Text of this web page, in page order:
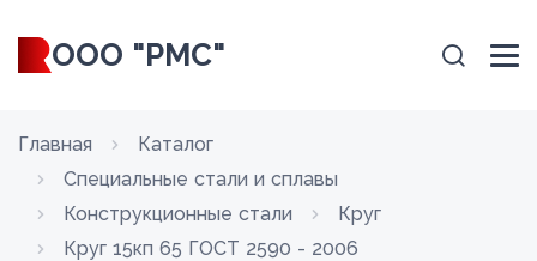
ООО "РМС"
Главная
Каталог
Специальные стали и сплавы
Конструкционные стали
Круг
Круг 15кп 65 ГОСТ 2590 - 2006